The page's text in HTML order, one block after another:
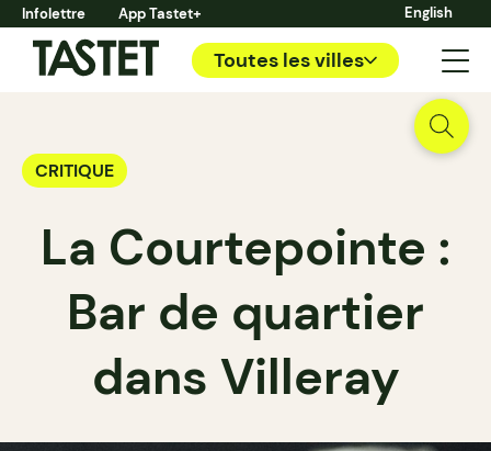
Infolettre App Tastet+ English
Toutes les villes
CRITIQUE
La Courtepointe :
Bar de quartier
dans Villeray